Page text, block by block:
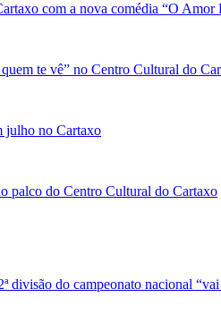
com a nova comédia “O Amor
te vê” no Centro Cultural do
julho no Cartaxo
palco do Centro Cultural do Cartaxo
divisão do campeonato nacional